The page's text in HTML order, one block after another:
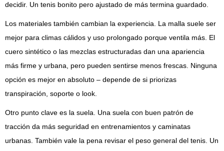
decidir. Un tenis bonito pero ajustado de más termina guardado.
Los materiales también cambian la experiencia. La malla suele ser
mejor para climas cálidos y uso prolongado porque ventila más. El
cuero sintético o las mezclas estructuradas dan una apariencia
más firme y urbana, pero pueden sentirse menos frescas. Ninguna
opción es mejor en absoluto – depende de si priorizas
transpiración, soporte o look.
Otro punto clave es la suela. Una suela con buen patrón de
tracción da más seguridad en entrenamientos y caminatas
urbanas. También vale la pena revisar el peso general del tenis. Un